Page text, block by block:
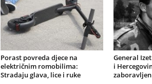
Porast povreda djece na
električnim romobilima:
Stradaju glava, lice i ruke
General
i
zaboravljen